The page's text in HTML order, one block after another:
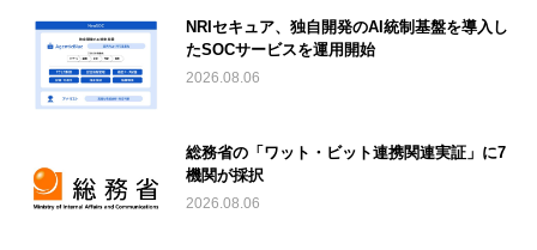
NRIセキュア、独自開発のAI統制基盤を導入し
たSOCサービスを運用開始
2026.08.06
総務省の「ワット・ビット連携関連実証」に7
機関が採択
2026.08.06